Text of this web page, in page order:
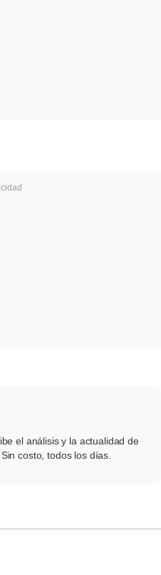
el análisis y la actualidad de
costo, todos los días.